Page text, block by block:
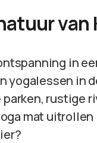
van
in
in
rustige
mat